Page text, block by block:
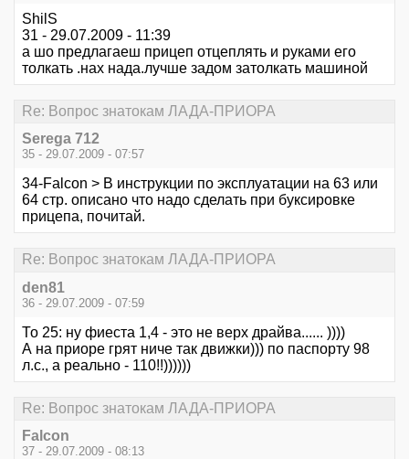
ShilS
31 - 29.07.2009 - 11:39
а шо предлагаеш прицеп отцеплять и руками его
толкать .нах нада.лучше задом затолкать машиной
Re: Вопрос знатокам ЛАДА-ПРИОРА
Serega 712
35 - 29.07.2009 - 07:57
34-Falcon > В инструкции по эксплуатации на 63 или
64 стр. описано что надо сделать при буксировке
прицепа, почитай.
Re: Вопрос знатокам ЛАДА-ПРИОРА
den81
36 - 29.07.2009 - 07:59
То 25: ну фиеста 1,4 - это не верх драйва...... ))))
А на приоре грят ниче так движки))) по паспорту 98
л.с., а реально - 110!!))))))
Re: Вопрос знатокам ЛАДА-ПРИОРА
Falcon
37 - 29.07.2009 - 08:13